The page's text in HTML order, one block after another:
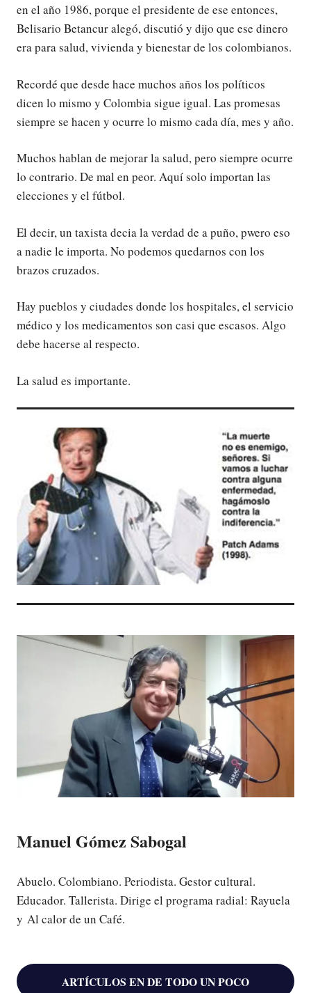
en el año 1986, porque el presidente de ese entonces,
Belisario Betancur alegó, discutió y dijo que ese dinero
era para salud, vivienda y bienestar de los colombianos.
Recordé que desde hace muchos años los políticos
dicen lo mismo y Colombia sigue igual. Las promesas
siempre se hacen y ocurre lo mismo cada día, mes y año.
Muchos hablan de mejorar la salud, pero siempre ocurre
lo contrario. De mal en peor. Aquí solo importan las
elecciones y el fútbol.
El decir, un taxista decia la verdad de a puño, pwero eso
a nadie le importa. No podemos quedarnos con los
brazos cruzados.
Hay pueblos y ciudades donde los hospitales, el servicio
médico y los medicamentos son casi que escasos. Algo
debe hacerse al respecto.
La salud es importante.
Manuel Gómez Sabogal
Abuelo. Colombiano. Periodista. Gestor cultural.
Educador. Tallerista. Dirige el programa radial: Rayuela
y Al calor de un Café.
ARTÍCULOS EN DE TODO UN POCO